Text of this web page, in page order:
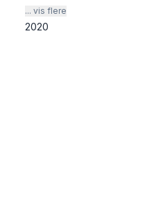
... vis flere
2020